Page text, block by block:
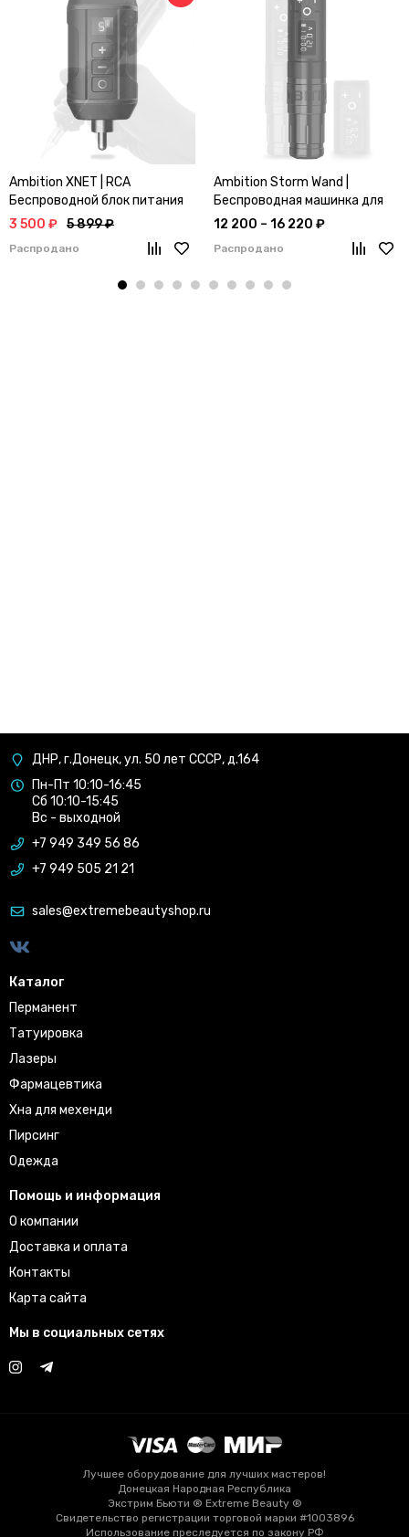
Ambition XNET | RCA
Беспроводной блок питания
3 500 ₽ 5 899 ₽
Распродано
Ambition Storm Wand |
Беспроводная машинка для
тату и перманентного
12 200 – 16 220 ₽
Распродано
ДНР, г.Донецк, ул. 50 лет СССР, д.164
Пн-Пт 10:10-16:45
Сб 10:10-15:45
Вс - выходной
+7 949 349 56 86
+7 949 505 21 21
sales@extremebeautyshop.ru
Каталог
Перманент
Татуировка
Лазеры
Фармацевтика
Хна для мехенди
Пирсинг
Одежда
Помощь и информация
О компании
Доставка и оплата
Контакты
Карта сайта
Мы в социальных сетях
Лучшее оборудование для лучших мастеров!
Донецкая Народная Республика
Экстрим Бьюти ® Extreme Beauty ®
Свидетельство регистрации торговой марки #1003896
Использование преследуется по закону РФ